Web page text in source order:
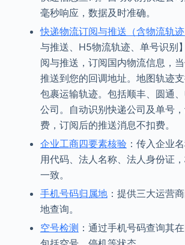
毫秒响应，数据及时准确。
快递物流订阅与推送（含物流轨迹
与推送、H5物流轨迹、单号识别
阅与推送，订阅国内物流信息，
推送到您的回调地址。地图轨迹
包裹运输轨迹。包括顺丰、圆通
公司。自动识别快递公司及单号
费，订阅后的推送消息不扣费。
企业工商四要素核验：传入企业
用代码、法人名称、法人身份证
一致。
手机号码归属地：提供三大运营
地查询。
空号检测 ：通过手机号码查询其